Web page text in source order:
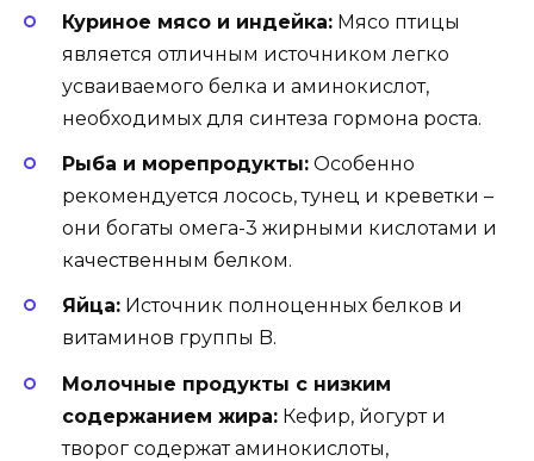
Куриное мясо и индейка: Мясо птицы
является отличным источником легко
усваиваемого белка и аминокислот,
необходимых для синтеза гормона роста.
Рыба и морепродукты: Особенно
рекомендуется лосось, тунец и креветки –
они богаты омега-3 жирными кислотами и
качественным белком.
Яйца: Источник полноценных белков и
витаминов группы B.
Молочные продукты с низким
содержанием жира: Кефир, йогурт и
творог содержат аминокислоты,